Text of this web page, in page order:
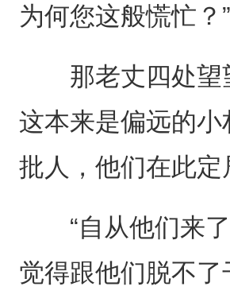
为何您这般慌忙？”
那老丈四处望望
这本来是偏远的
批人，他们在此定
“自从他们来了
觉得跟他们脱不